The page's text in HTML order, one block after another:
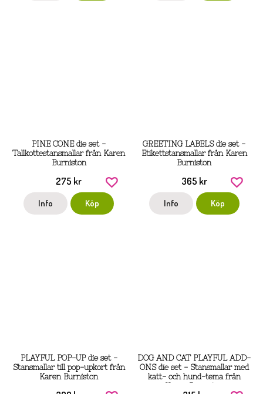
PINE CONE die set -
Tallkottestansmallar från Karen
Burniston
275 kr
Info Köp
GREETING LABELS die set -
Etikettstansmallar från Karen
Burniston
365 kr
Info Köp
PLAYFUL POP-UP die set -
Stansmallar till pop-upkort från
Karen Burniston
DOG AND CAT PLAYFUL ADD-
ONS die set - Stansmallar med
katt- och hund-tema från
Karen Burniston